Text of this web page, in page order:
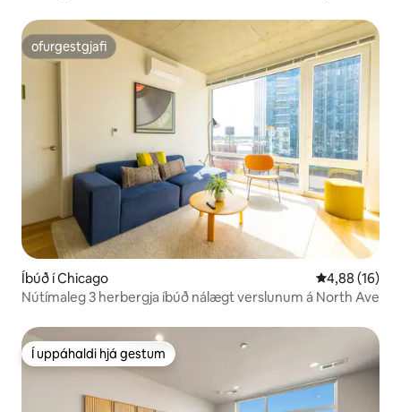
ofurgestgjafi
ofurgestgjafi
Íbúð í Chicago 4,88 af 5 í
4,88 (16)
Nútímaleg 3 herbergja íbúð nálægt verslunum á North Ave
Í uppáhaldi hjá gestum
Í uppáhaldi hjá gestum